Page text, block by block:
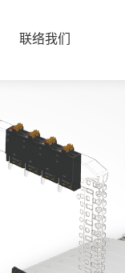
联络我们